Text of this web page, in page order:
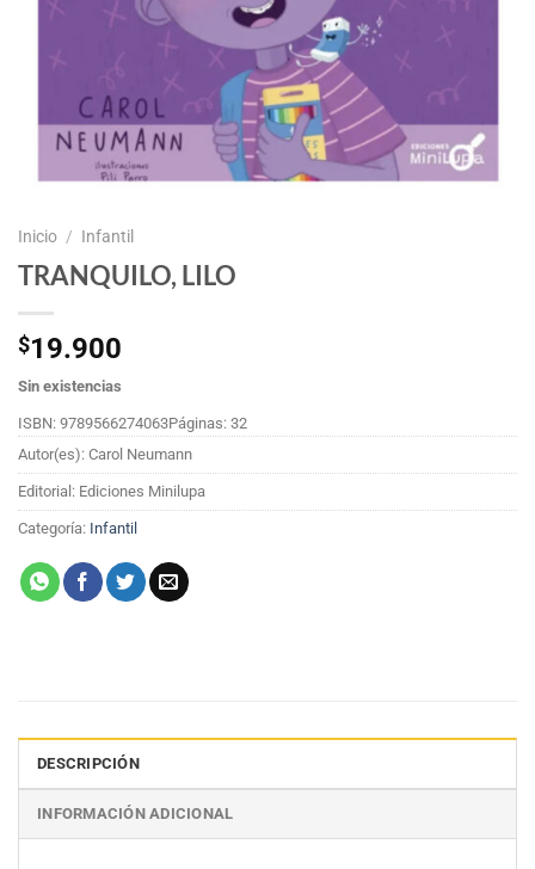
Inicio / Infantil
TRANQUILO, LILO
$19.900
Sin existencias
ISBN: 9789566274063Páginas: 32
Autor(es): Carol Neumann
Editorial: Ediciones Minilupa
Categoría: Infantil
DESCRIPCIÓN
INFORMACIÓN ADICIONAL